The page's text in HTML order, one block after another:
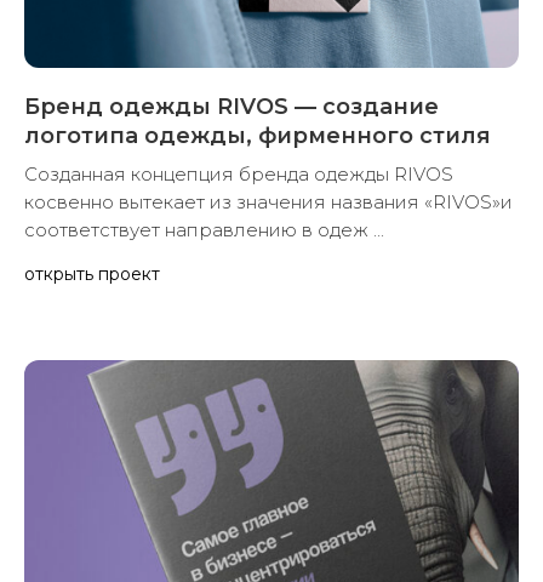
Бренд одежды RIVOS — создание
логотипа одежды, фирменного стиля
Созданная концепция бренда одежды RIVOS
косвенно вытекает из значения названия «RIVOS»и